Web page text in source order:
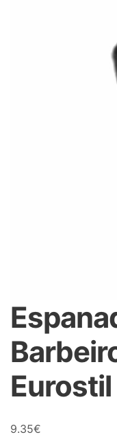
Eurostil
9.35€